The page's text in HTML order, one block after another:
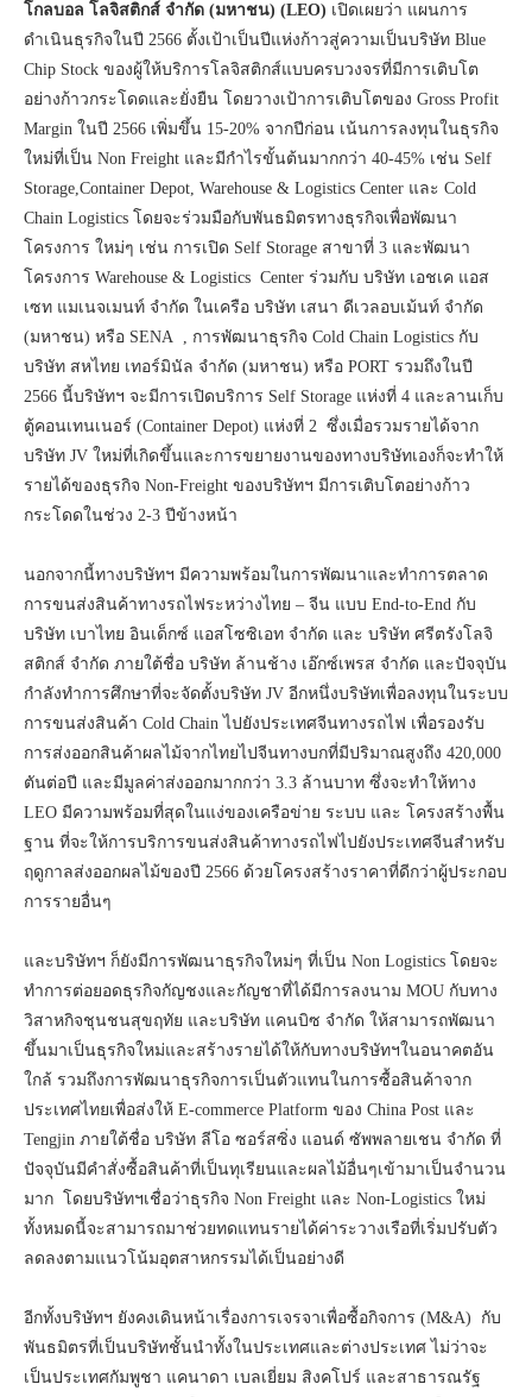
โกลบอล โลจิสติกส์ จำกัด (มหาชน) (LEO) เปิดเผยว่า แผนการ
ดำเนินธุรกิจในปี 2566 ตั้งเป้าเป็นปีแห่งก้าวสู่ความเป็นบริษัท Blue
Chip Stock ของผู้ให้บริการโลจิสติกส์แบบครบวงจรที่มีการเติบโต
อย่างก้าวกระโดดและยั่งยืน โดยวางเป้าการเติบโตของ Gross Profit
Margin ในปี 2566 เพิ่มขึ้น 15-20% จากปีก่อน เน้นการลงทุนในธุรกิจ
ใหม่ที่เป็น Non Freight และมีกำไรขั้นต้นมากกว่า 40-45% เช่น Self
Storage,Container Depot, Warehouse & Logistics Center และ Cold
Chain Logistics โดยจะร่วมมือกับพันธมิตรทางธุรกิจเพื่อพัฒนา
โครงการ ใหม่ๆ เช่น การเปิด Self Storage สาขาที่ 3 และพัฒนา
โครงการ Warehouse & Logistics Center ร่วมกับ บริษัท เอชเค แอส
เซท แมเนจเมนท์ จำกัด ในเครือ บริษัท เสนา ดีเวลอบเม้นท์ จำกัด
(มหาชน) หรือ SENA , การพัฒนาธุรกิจ Cold Chain Logistics กับ
บริษัท สหไทย เทอร์มินัล จำกัด (มหาชน) หรือ PORT รวมถึงในปี
2566 นี้บริษัทฯ จะมีการเปิดบริการ Self Storage แห่งที่ 4 และลานเก็บ
ตู้คอนเทนเนอร์ (Container Depot) แห่งที่ 2 ซึ่งเมื่อรวมรายได้จาก
บริษัท JV ใหม่ที่เกิดขึ้นและการขยายงานของทางบริษัทเองก็จะทำให้
รายได้ของธุรกิจ Non-Freight ของบริษัทฯ มีการเติบโตอย่างก้าว
กระโดดในช่วง 2-3 ปีข้างหน้า
นอกจากนี้ทางบริษัทฯ มีความพร้อมในการพัฒนาและทำการตลาด
การขนส่งสินค้าทางรถไฟระหว่างไทย – จีน แบบ End-to-End กับ
บริษัท เบาไทย อินเด็กซ์ แอสโซซิเอท จำกัด และ บริษัท ศรีตรังโลจิ
สติกส์ จำกัด ภายใต้ชื่อ บริษัท ล้านช้าง เอ๊กซ์เพรส จำกัด และปัจจุบัน
กำลังทำการศึกษาที่จะจัดตั้งบริษัท JV อีกหนึ่งบริษัทเพื่อลงทุนในระบบ
การขนส่งสินค้า Cold Chain ไปยังประเทศจีนทางรถไฟ เพื่อรองรับ
การส่งออกสินค้าผลไม้จากไทยไปจีนทางบกที่มีปริมาณสูงถึง 420,000
ตันต่อปี และมีมูลค่าส่งออกมากกว่า 3.3 ล้านบาท ซึ่งจะทำให้ทาง
LEO มีความพร้อมที่สุดในแง่ของเครือข่าย ระบบ และ โครงสร้างพื้น
ฐาน ที่จะให้การบริการขนส่งสินค้าทางรถไฟไปยังประเทศจีนสำหรับ
ฤดูกาลส่งออกผลไม้ของปี 2566 ด้วยโครงสร้างราคาที่ดีกว่าผู้ประกอบ
การรายอื่นๆ
และบริษัทฯ ก็ยังมีการพัฒนาธุรกิจใหม่ๆ ที่เป็น Non Logistics โดยจะ
ทำการต่อยอดธุรกิจกัญชงและกัญชาที่ได้มีการลงนาม MOU กับทาง
วิสาหกิจชุนชนสุขฤทัย และบริษัท แคนบิซ จำกัด ให้สามารถพัฒนา
ขึ้นมาเป็นธุรกิจใหม่และสร้างรายได้ให้กับทางบริษัทฯในอนาคตอัน
ใกล้ รวมถึงการพัฒนาธุรกิจการเป็นตัวแทนในการซื้อสินค้าจาก
ประเทศไทยเพื่อส่งให้ E-commerce Platform ของ China Post และ
Tengjin ภายใต้ชื่อ บริษัท ลีโอ ซอร์สซิ่ง แอนด์ ซัพพลายเชน จำกัด ที่
ปัจจุบันมีคำสั่งซื้อสินค้าที่เป็นทุเรียนและผลไม้อื่นๆเข้ามาเป็นจำนวน
มาก โดยบริษัทฯเชื่อว่าธุรกิจ Non Freight และ Non-Logistics ใหม่
ทั้งหมดนี้จะสามารถมาช่วยทดแทนรายได้ค่าระวางเรือที่เริ่มปรับตัว
ลดลงตามแนวโน้มอุตสาหกรรมได้เป็นอย่างดี
อีกทั้งบริษัทฯ ยังคงเดินหน้าเรื่องการเจรจาเพื่อซื้อกิจการ (M&A) กับ
พันธมิตรที่เป็นบริษัทชั้นนำทั้งในประเทศและต่างประเทศ ไม่ว่าจะ
เป็นประเทศกัมพูชา แคนาดา เบลเยี่ยม สิงคโปร์ และสาธารณรัฐ